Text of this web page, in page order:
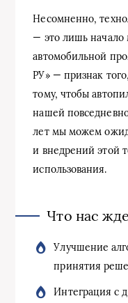
Несомненно,
— это лишь
автомобильной
РУ» — признак
тому, чтобы
нашей
лет мы можем
и внедрений этой
использования.
Что нас
Улучшение
принятия
Интеграция с